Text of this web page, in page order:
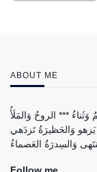
ABOUT ME
*** الروحُ وَالمَلَأُ
يَزهو وَالحَظيرَةُ تَزدَهي
وَالسِدرَةُ العَصماءُ